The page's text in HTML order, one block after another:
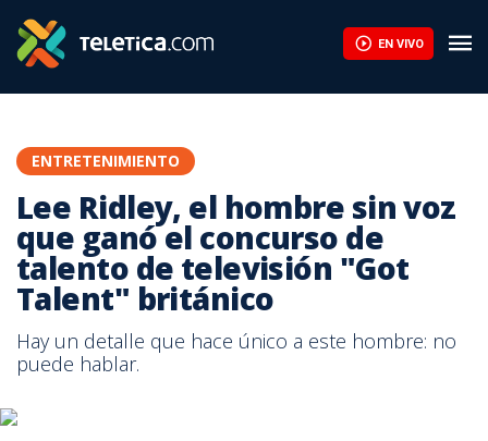
EN VIVO
ENTRETENIMIENTO
Lee Ridley, el hombre sin voz
que ganó el concurso de
talento de televisión "Got
Talent" británico
Hay un detalle que hace único a este hombre: no
puede hablar.